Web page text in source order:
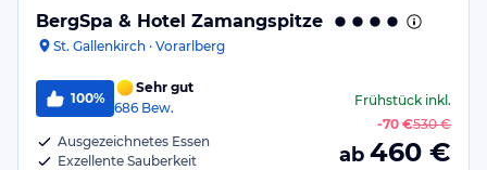
BergSpa & Hotel Zamangspitze
St. Gallenkirch · Vorarlberg
100%
Sehr gut
686 Bew.
Ausgezeichnetes Essen
Exzellente Sauberkeit
Frühstückinkl.
-70 €530 €
ab 460 €